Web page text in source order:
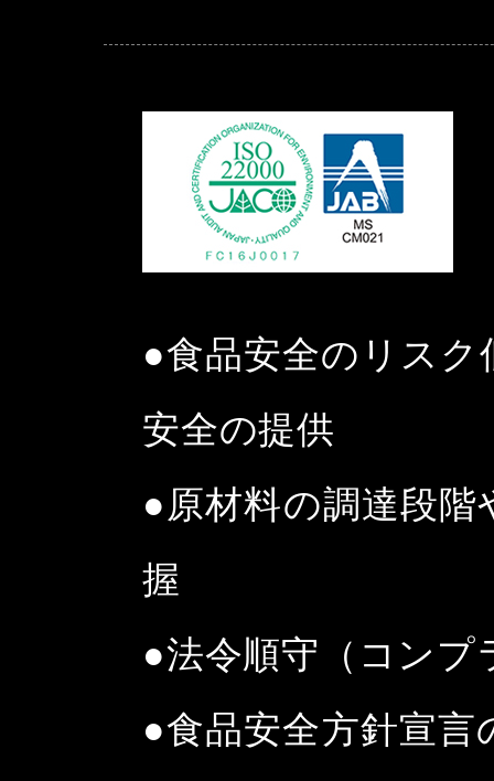
●食品安全のリス
安全の提供
●原材料の調達段
握
●法令順守（コンプ
●食品安全方針宣